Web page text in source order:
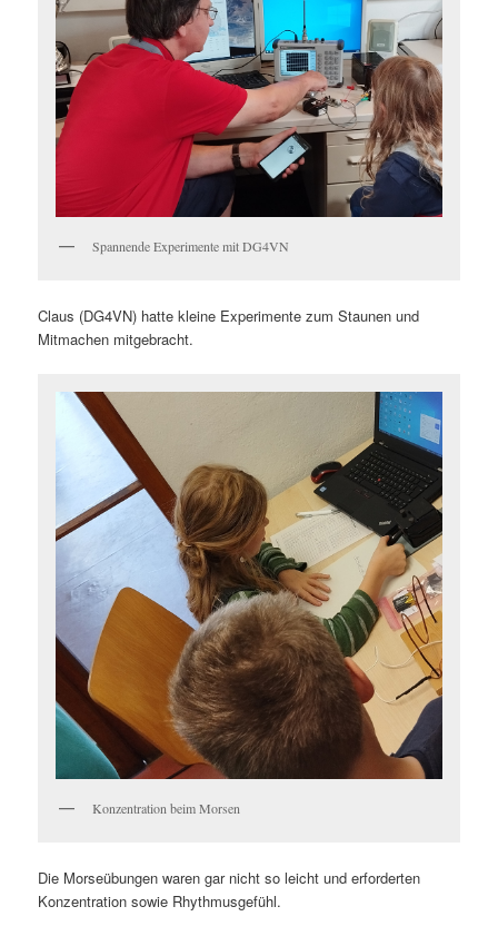
Spannende Experimente mit DG4VN
Claus (DG4VN) hatte kleine Experimente zum Staunen und
Mitmachen mitgebracht.
Konzentration beim Morsen
Die Morseübungen waren gar nicht so leicht und erforderten
Konzentration sowie Rhythmusgefühl.